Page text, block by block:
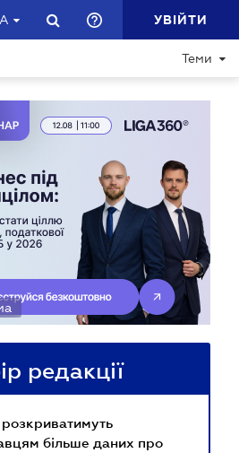
УВІЙТИ
Теми
редакції
більше даних про